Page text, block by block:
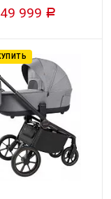
49 999 Р